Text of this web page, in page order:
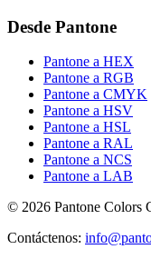
Desde Pantone
Pantone a HEX
Pantone a RGB
Pantone a CMYK
Pantone a HSV
Pantone a HSL
Pantone a RAL
Pantone a NCS
Pantone a LAB
© 2026 Pantone Colors
Contáctenos: